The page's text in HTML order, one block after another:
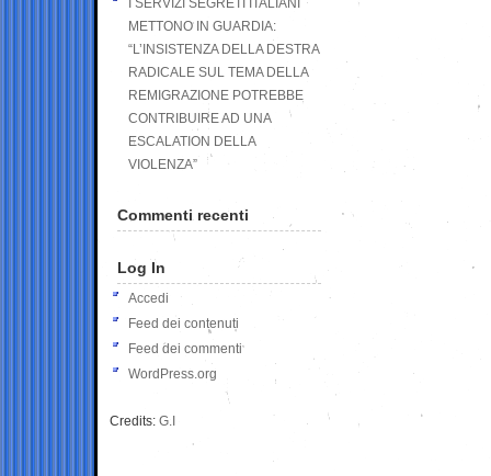
I SERVIZI SEGRETI ITALIANI
METTONO IN GUARDIA:
“L’INSISTENZA DELLA DESTRA
RADICALE SUL TEMA DELLA
REMIGRAZIONE POTREBBE
CONTRIBUIRE AD UNA
ESCALATION DELLA
VIOLENZA”
Commenti recenti
Log In
Accedi
Feed dei contenuti
Feed dei commenti
WordPress.org
Credits: G.I